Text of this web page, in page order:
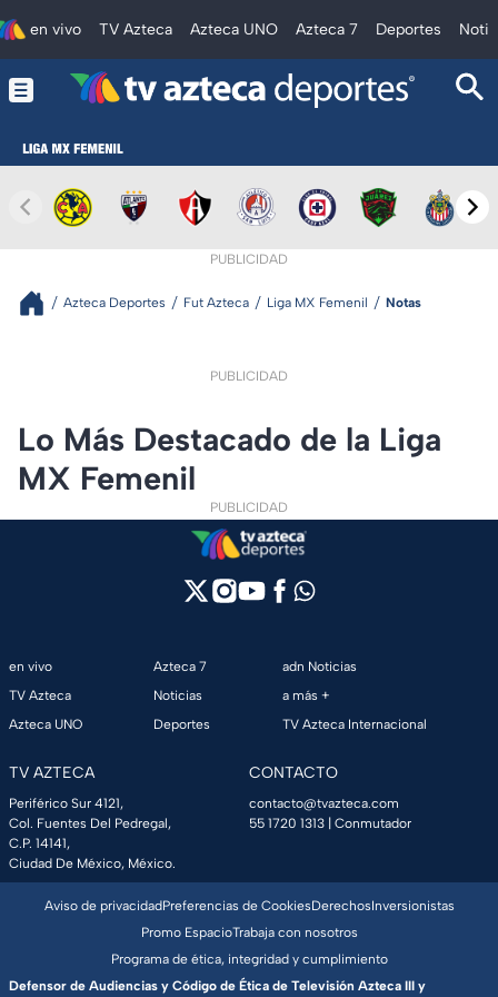
en vivo TV Azteca Azteca UNO Azteca 7 Deportes
PUBLICIDAD
Azteca Deportes Fut Azteca Liga MX Femenil Notas
PUBLICIDAD
Lo Más Destacado de la Liga
MX Femenil
PUBLICIDAD
en vivo
TV Azteca
Azteca UNO
Azteca 7
Noticias
Deportes
adn Noticias
a más +
TV Azteca Internacional
TV AZTECA
Periférico Sur 4121,
Col. Fuentes Del Pedregal,
C.P. 14141,
Ciudad De México, México.
CONTACTO
contacto@tvazteca.com
55 1720 1313 | Conmutador
Aviso de privacidadPreferencias de CookiesDerechosInversionistas
Promo EspacioTrabaja con nosotros
Programa de ética, integridad y cumplimiento
Defensor de Audiencias y Código de Ética de Televisión Azteca III y